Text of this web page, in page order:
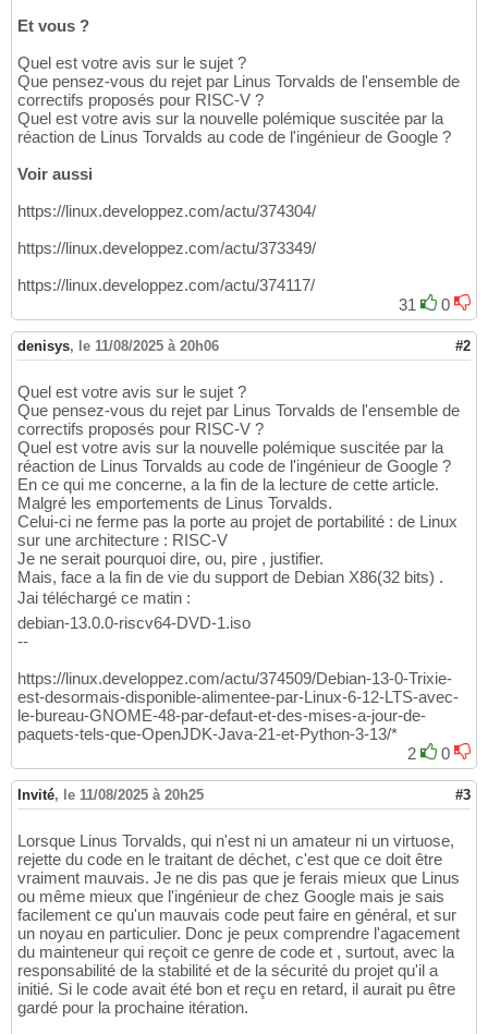
Et vous ?
Quel est votre avis sur le sujet ?
Que pensez-vous du rejet par Linus Torvalds de l'ensemble de
correctifs proposés pour RISC-V ?
Quel est votre avis sur la nouvelle polémique suscitée par la
réaction de Linus Torvalds au code de l'ingénieur de Google ?
Voir aussi
https://linux.developpez.com/actu/374304/
https://linux.developpez.com/actu/373349/
https://linux.developpez.com/actu/374117/
31
0
denisys, le 11/08/2025 à 20h06 #2
Quel est votre avis sur le sujet ?
Que pensez-vous du rejet par Linus Torvalds de l'ensemble de
correctifs proposés pour RISC-V ?
Quel est votre avis sur la nouvelle polémique suscitée par la
réaction de Linus Torvalds au code de l'ingénieur de Google ?
En ce qui me concerne, a la fin de la lecture de cette article.
Malgré les emportements de Linus Torvalds.
Celui-ci ne ferme pas la porte au projet de portabilité : de Linux
sur une architecture : RISC-V
Je ne serait pourquoi dire, ou, pire , justifier.
Mais, face a la fin de vie du support de Debian X86(32 bits) .
Jai téléchargé ce matin :
debian-13.0.0-riscv64-DVD-1.iso
--
https://linux.developpez.com/actu/374509/Debian-13-0-Trixie-
est-desormais-disponible-alimentee-par-Linux-6-12-LTS-avec-
le-bureau-GNOME-48-par-defaut-et-des-mises-a-jour-de-
paquets-tels-que-OpenJDK-Java-21-et-Python-3-13/*
2
0
Invité, le 11/08/2025 à 20h25 #3
Lorsque Linus Torvalds, qui n'est ni un amateur ni un virtuose,
rejette du code en le traitant de déchet, c'est que ce doit être
vraiment mauvais. Je ne dis pas que je ferais mieux que Linus
ou même mieux que l'ingénieur de chez Google mais je sais
facilement ce qu'un mauvais code peut faire en général, et sur
un noyau en particulier. Donc je peux comprendre l'agacement
du mainteneur qui reçoit ce genre de code et , surtout, avec la
responsabilité de la stabilité et de la sécurité du projet qu'il a
initié. Si le code avait été bon et reçu en retard, il aurait pu être
gardé pour la prochaine itération.